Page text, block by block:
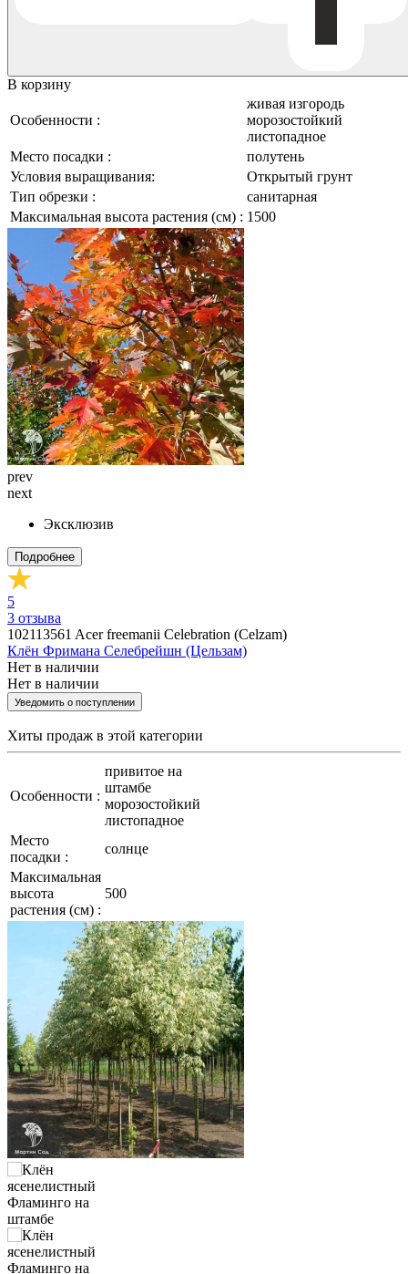
В корзину
Особенности :
живая изгородь
морозостойкий
листопадное
Место посадки :
полутень
Условия выращивания:
Открытый грунт
Тип обрезки :
санитарная
Максимальная высота растения (см) : 1500
prev
next
Эксклюзив
Подробнее
5
3 отзыва
102113561 Acer freemanii Celebration (Celzam)
Клён Фримана Селебрейшн (Цельзам)
Нет в наличии
Нет в наличии
Уведомить о поступлении
Хиты продаж в этой категории
Особенности :
привитое на
штамбе
морозостойкий
листопадное
Место
посадки :
солнце
Максимальная
высота
растения (см) :
500